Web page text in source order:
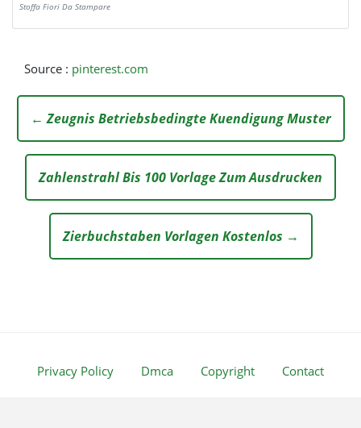
Stoffa Fiori Da Stampare
Source : pinterest.com
← Zeugnis Betriebsbedingte Kuendigung Muster
Zahlenstrahl Bis 100 Vorlage Zum Ausdrucken
Zierbuchstaben Vorlagen Kostenlos →
Privacy Policy Dmca Copyright Contact